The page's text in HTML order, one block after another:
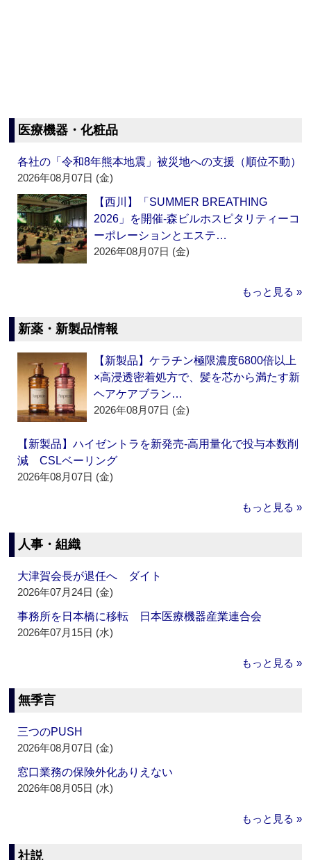
医療機器・化粧品
各社の「令和8年熊本地震」被災地への支援（順位不動）
2026年08月07日 (金)
【西川】「SUMMER BREATHING
2026」を開催‐森ビルホスピタリティーコ
ーポレーションとエステ…
2026年08月07日 (金)
もっと見る »
新薬・新製品情報
【新製品】ケラチン極限濃度6800倍以上
×高浸透密着処方で、髪を芯から満たす新
ヘアケアブラン…
2026年08月07日 (金)
【新製品】ハイゼントラを新発売‐高用量化で投与本数削
減 CSLベーリング
2026年08月07日 (金)
もっと見る »
人事・組織
大津賀会長が退任へ ダイト
2026年07月24日 (金)
事務所を日本橋に移転 日本医療機器産業連合会
2026年07月15日 (水)
もっと見る »
無季言
三つのPUSH
2026年08月07日 (金)
窓口業務の保険外化ありえない
2026年08月05日 (水)
もっと見る »
社説